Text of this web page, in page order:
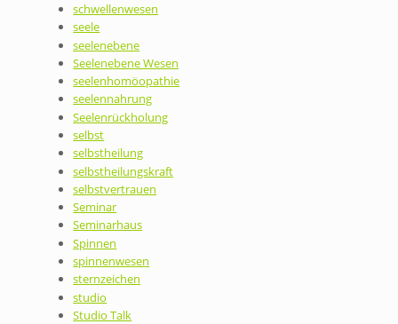
schwellenwesen
seele
seelenebene
Seelenebene Wesen
seelenhomöopathie
seelennahrung
Seelenrückholung
selbst
selbstheilung
selbstheilungskraft
selbstvertrauen
Seminar
Seminarhaus
Spinnen
spinnenwesen
sternzeichen
studio
Studio Talk